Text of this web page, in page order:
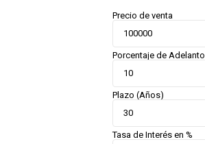
Precio de venta
Porcentaje de Adelanto
Plazo (Años)
Tasa de Interés en %